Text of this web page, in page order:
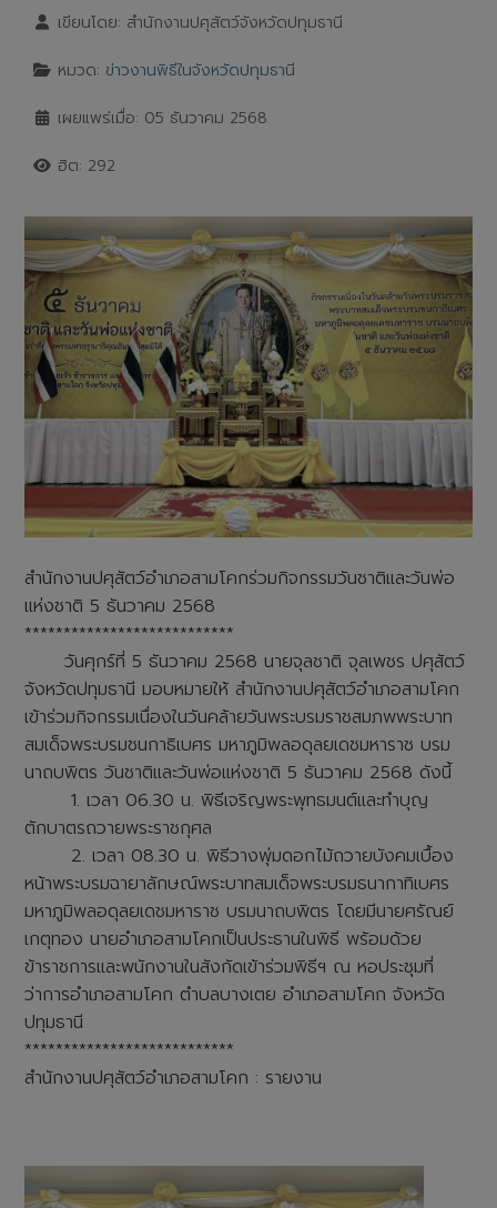
เขียนโดย: สำนักงานปศุสัตว์จังหวัดปทุมธานี
หมวด: ข่าวงานพิธีในจังหวัดปทุมธานี
เผยแพร่เมื่อ: 05 ธันวาคม 2568
ฮิต: 292
สำนักงานปศุสัตว์อำเภอสามโคกร่วมกิจกรรมวันชาติและวันพ่อ
แห่งชาติ 5 ธันวาคม 2568
***************************
วันศุกร์ที่ 5 ธันวาคม 2568 นายจุลชาติ จุลเพชร ปศุสัตว์
จังหวัดปทุมธานี มอบหมายให้ สำนักงานปศุสัตว์อำเภอสามโคก
เข้าร่วมกิจกรรมเนื่องในวันคล้ายวันพระบรมราชสมภพพระบาท
สมเด็จพระบรมชนกาธิเบศร มหาภูมิพลอดุลยเดชมหาราช บรม
นาถบพิตร วันชาติและวันพ่อแห่งชาติ 5 ธันวาคม 2568 ดังนี้
1. เวลา 06.30 น. พิธีเจริญพระพุทธมนต์และทำบุญ
ตักบาตรถวายพระราชกุศล
2. เวลา 08.30 น. พิธีวางพุ่มดอกไม้ถวายบังคมเบื้อง
หน้าพระบรมฉายาลักษณ์พระบาทสมเด็จพระบรมธนากาทิเบศร
มหาภูมิพลอดุลยเดชมหาราช บรมนาถบพิตร โดยมีนายศรัณย์
เกตุทอง นายอำเภอสามโคกเป็นประธานในพิธี พร้อมด้วย
ข้าราชการและพนักงานในสังกัดเข้าร่วมพิธีฯ ณ หอประชุมที่
ว่าการอำเภอสามโคก ตำบลบางเตย อำเภอสามโคก จังหวัด
ปทุมธานี
***************************
สำนักงานปศุสัตว์อำเภอสามโคก : รายงาน